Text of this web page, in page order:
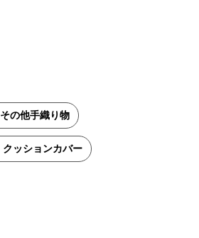
の他手織り物
ッションカバー